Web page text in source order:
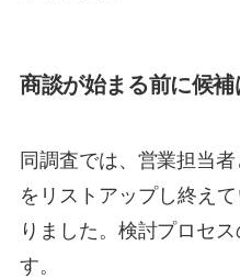
商談が始まる前に候
同調査では、営業担当
をリストアップし終え
りました。検討プロセ
す。